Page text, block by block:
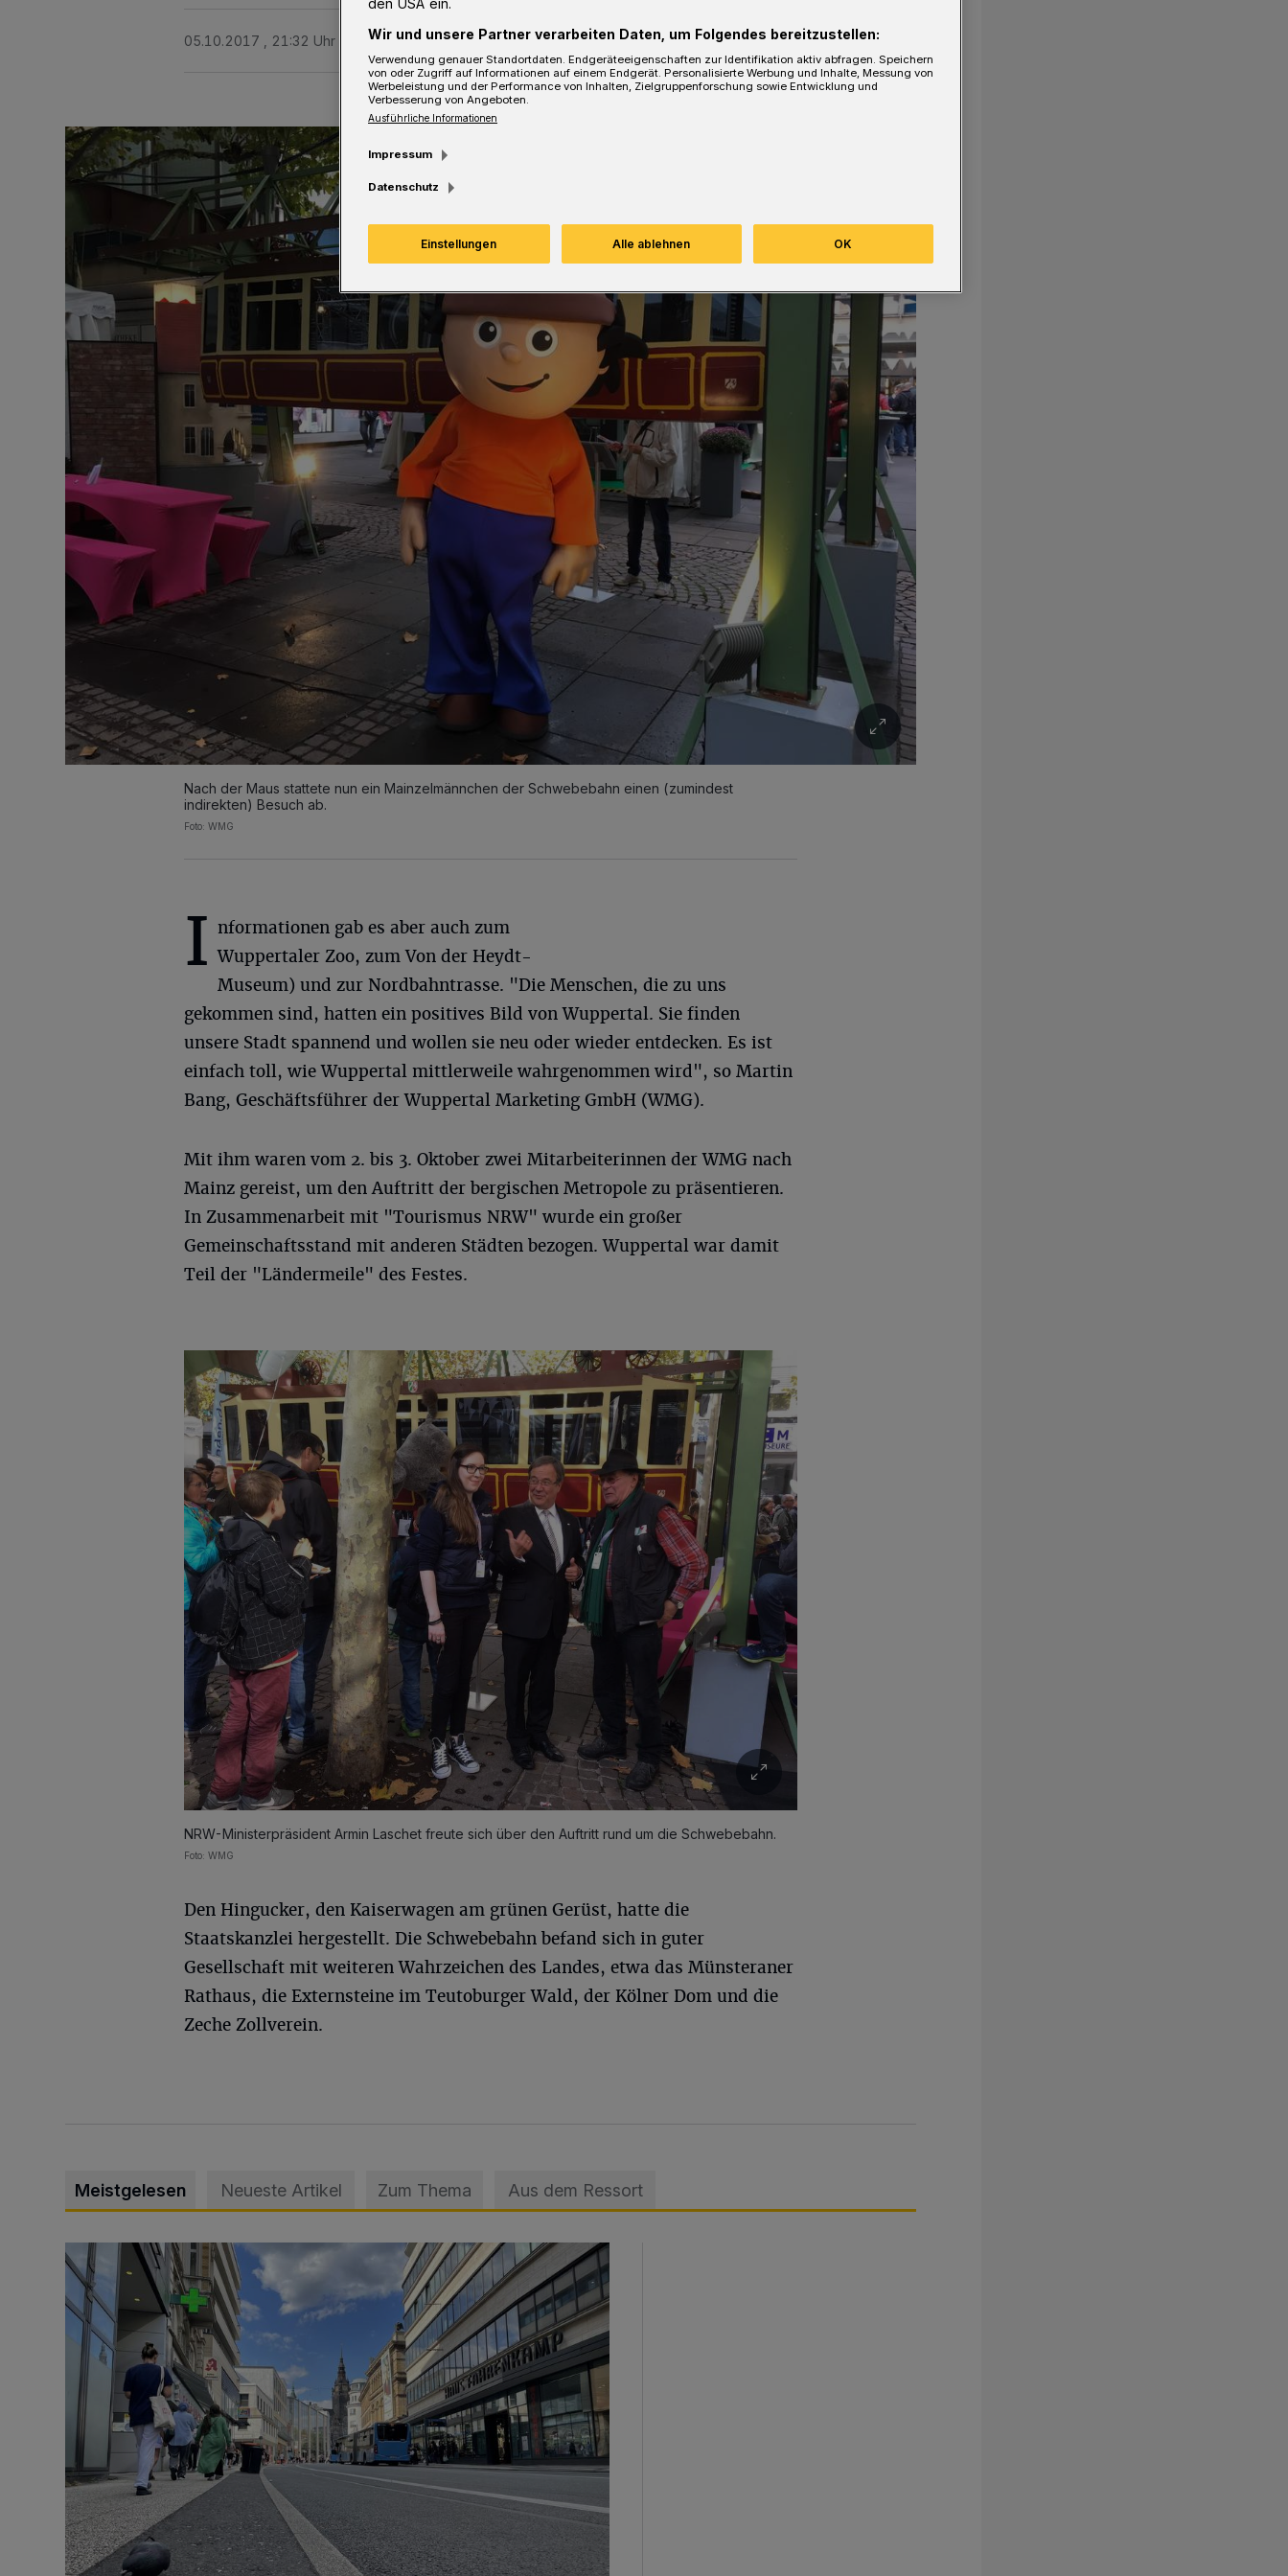
05.10.2017 , 21:32 Uhr Eine Minute Lesezeit
Nach der Maus stattete nun ein Mainzelmännchen der Schwebebahn einen (zumindest
indirekten) Besuch ab.
Foto: WMG
I nformationen gab es aber auch zum
Wuppertaler Zoo, zum Von der Heydt-
Museum) und zur Nordbahntrasse. "Die Menschen, die zu uns
gekommen sind, hatten ein positives Bild von Wuppertal. Sie finden
unsere Stadt spannend und wollen sie neu oder wieder entdecken. Es ist
einfach toll, wie Wuppertal mittlerweile wahrgenommen wird", so Martin
Bang, Geschäftsführer der Wuppertal Marketing GmbH (WMG).
Mit ihm waren vom 2. bis 3. Oktober zwei Mitarbeiterinnen der WMG nach
Mainz gereist, um den Auftritt der bergischen Metropole zu präsentieren.
In Zusammenarbeit mit "Tourismus NRW" wurde ein großer
Gemeinschaftsstand mit anderen Städten bezogen. Wuppertal war damit
Teil der "Ländermeile" des Festes.
NRW-Ministerpräsident Armin Laschet freute sich über den Auftritt rund um die Schwebebahn.
Foto: WMG
Den Hingucker, den Kaiserwagen am grünen Gerüst, hatte die
Staatskanzlei hergestellt. Die Schwebebahn befand sich in guter
Gesellschaft mit weiteren Wahrzeichen des Landes, etwa das Münsteraner
Rathaus, die Externsteine im Teutoburger Wald, der Kölner Dom und die
Zeche Zollverein.
Meistgelesen Neueste Artikel Zum Thema Aus dem Ressort
Ein Unzustand und Skandal
den USA ein.
Wir und unsere Partner verarbeiten Daten, um Folgendes bereitzustellen:
Verwendung genauer Standortdaten. Endgeräteeigenschaften zur Identifikation aktiv abfragen. Speichern
von oder Zugriff auf Informationen auf einem Endgerät. Personalisierte Werbung und Inhalte, Messung von
Werbeleistung und der Performance von Inhalten, Zielgruppenforschung sowie Entwicklung und
Verbesserung von Angeboten.
Ausführliche Informationen
Impressum
Datenschutz
Einstellungen Alle ablehnen OK